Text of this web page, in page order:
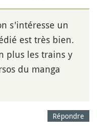
s'intéresse un
est très bien.
plus les trains y
du manga
Répondre